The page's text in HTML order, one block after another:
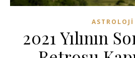
ASTROLOJI
2021 Yılının